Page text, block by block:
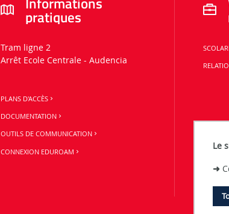
Le
➜
pratiques
Tram ligne 2
Arrêt Ecole Centrale - Audencia
PLANS D'ACCÈS
DOCUMENTATION
OUTILS DE COMMUNICATION
CONNEXION EDUROAM